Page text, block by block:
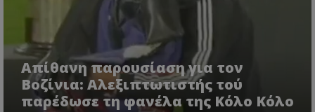
Απίθανη παρουσίαση για τον
Βοζίνια: Αλεξιπτωτιστής τού
παρέδωσε τη φανέλα της Κόλο Κόλο